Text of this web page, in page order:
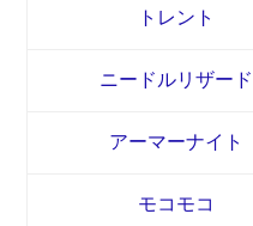
トレント
ニードルリザード
アーマーナイト
モコモコ